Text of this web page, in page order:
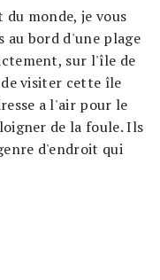
du monde, je vous
au bord d'une plage
sur l'île de
visiter cette île
a l'air pour le
de la foule. Ils
d'endroit qui